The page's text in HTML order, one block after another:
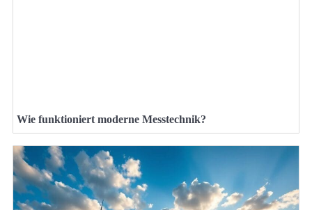
Wie funktioniert moderne Messtechnik?